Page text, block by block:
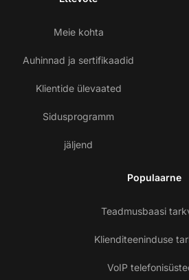
Meie kohta
Auhinnad ja sertifikaadid
Klientide ülevaated
Sidusprogramm
jäljend
Populaarne
Teadmusbaasi
Klienditeeninduse
VoIP